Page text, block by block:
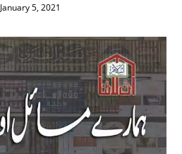
January 5, 2021